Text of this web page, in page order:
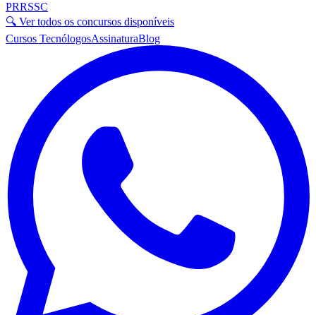
PRRSSC
🔍 Ver todos os concursos disponíveis
Cursos TecnólogosAssinaturaBlog